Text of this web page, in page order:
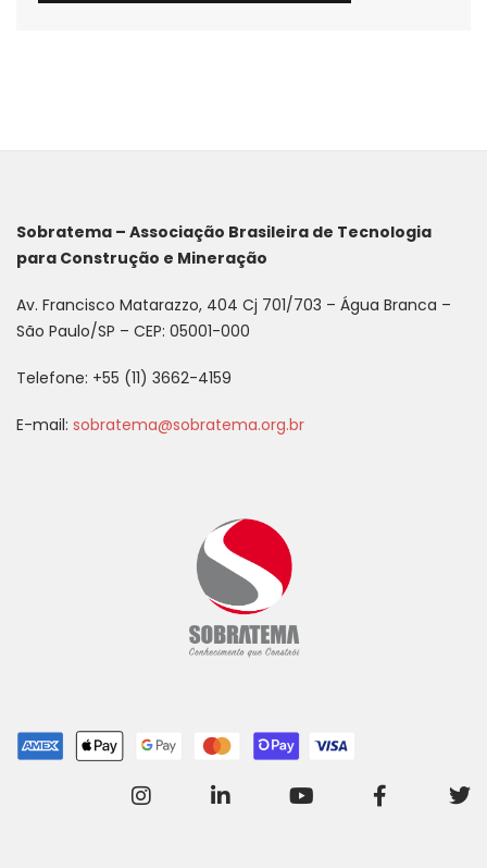
Sobratema – Associação Brasileira de Tecnologia
para Construção e Mineração
Av. Francisco Matarazzo, 404 Cj 701/703 – Água Branca –
São Paulo/SP – CEP: 05001-000
Telefone: +55 (11) 3662-4159
E-mail: sobratema@sobratema.org.br